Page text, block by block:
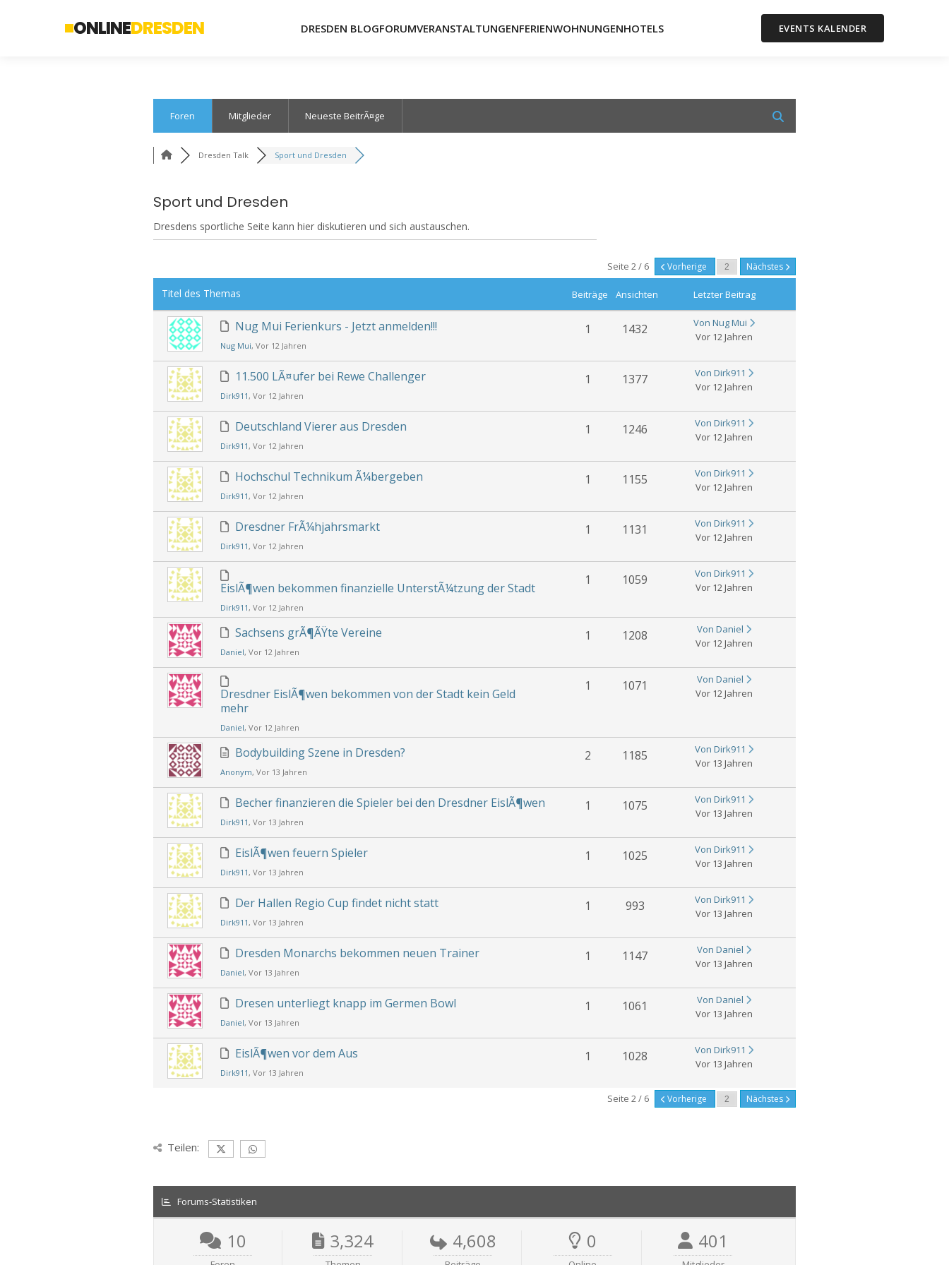
ONLINEDRESDEN DRESDEN BLOGFORUMVERANSTALTUNGENFERIENWOHNUNGENHOTELS EVENTS KALENDER
Foren Mitglieder Neueste BeitrÃ¤ge
Dresden Talk Sport und Dresden
Sport und Dresden
Dresdens sportliche Seite kann hier diskutieren und sich austauschen.
Seite 2 / 6 Vorherige Nächstes
Titel des Themas Letzter Beitrag
Ansichten
Beiträge
Nug Mui Ferienkurs - Jetzt anmelden!!!
Nug Mui, Vor 12 Jahren
Von Nug Mui
Vor 12 Jahren
1432
1
11.500 LÃ¤ufer bei Rewe Challenger
Dirk911, Vor 12 Jahren
Von Dirk911
Vor 12 Jahren
1377
1
Deutschland Vierer aus Dresden
Dirk911, Vor 12 Jahren
Von Dirk911
Vor 12 Jahren
1246
1
Hochschul Technikum Ã¼bergeben
Dirk911, Vor 12 Jahren
Von Dirk911
Vor 12 Jahren
1155
1
Dresdner FrÃ¼hjahrsmarkt
Dirk911, Vor 12 Jahren
Von Dirk911
Vor 12 Jahren
1131
1
EislÃ¶wen bekommen finanzielle UnterstÃ¼tzung der Stadt
Dirk911, Vor 12 Jahren
Von Dirk911
Vor 12 Jahren
1059
1
Sachsens grÃ¶ÃŸte Vereine
Daniel, Vor 12 Jahren
Von Daniel
Vor 12 Jahren
1208
1
Dresdner EislÃ¶wen bekommen von der Stadt kein Geld
mehr
Daniel, Vor 12 Jahren
Von Daniel
Vor 12 Jahren
1071
1
Bodybuilding Szene in Dresden?
Anonym, Vor 13 Jahren
Von Dirk911
Vor 13 Jahren
1185
2
Becher finanzieren die Spieler bei den Dresdner EislÃ¶wen
Dirk911, Vor 13 Jahren
Von Dirk911
Vor 13 Jahren
1075
1
EislÃ¶wen feuern Spieler
Dirk911, Vor 13 Jahren
Von Dirk911
Vor 13 Jahren
1025
1
Der Hallen Regio Cup findet nicht statt
Dirk911, Vor 13 Jahren
Von Dirk911
Vor 13 Jahren
993
1
Dresden Monarchs bekommen neuen Trainer
Daniel, Vor 13 Jahren
Von Daniel
Vor 13 Jahren
1147
1
Dresen unterliegt knapp im Germen Bowl
Daniel, Vor 13 Jahren
Von Daniel
Vor 13 Jahren
1061
1
EislÃ¶wen vor dem Aus
Dirk911, Vor 13 Jahren
Von Dirk911
Vor 13 Jahren
1028
1
Seite 2 / 6 Vorherige Nächstes
Teilen:
Forums-Statistiken
10 3,324 4,608 0 401